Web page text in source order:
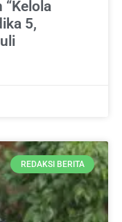
5,
REDAKSI BERITA